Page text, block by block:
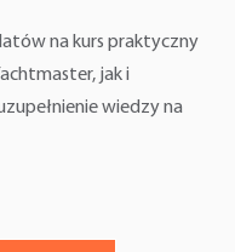
na kurs praktyczny
jak i
wiedzy na